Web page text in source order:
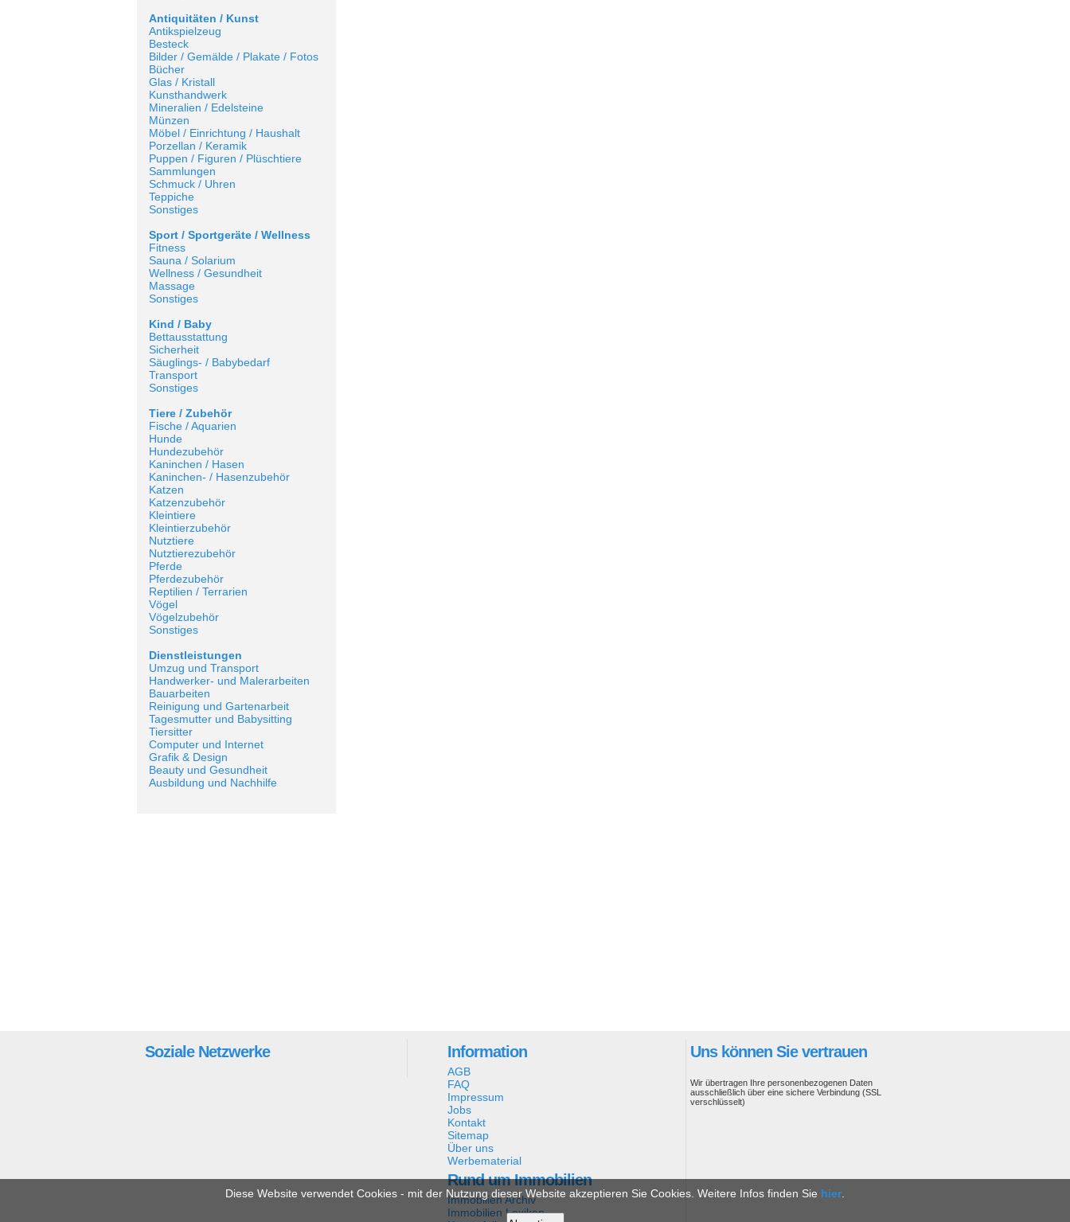
Antiquitäten / Kunst
Antikspielzeug
Besteck
Bilder / Gemälde / Plakate / Fotos
Bücher
Glas / Kristall
Kunsthandwerk
Mineralien / Edelsteine
Münzen
Möbel / Einrichtung / Haushalt
Porzellan / Keramik
Puppen / Figuren / Plüschtiere
Sammlungen
Schmuck / Uhren
Teppiche
Sonstiges
Sport / Sportgeräte / Wellness
Fitness
Sauna / Solarium
Wellness / Gesundheit
Massage
Sonstiges
Kind / Baby
Bettausstattung
Sicherheit
Säuglings- / Babybedarf
Transport
Sonstiges
Tiere / Zubehör
Fische / Aquarien
Hunde
Hundezubehör
Kaninchen / Hasen
Kaninchen- / Hasenzubehör
Katzen
Katzenzubehör
Kleintiere
Kleintierzubehör
Nutztiere
Nutztierezubehör
Pferde
Pferdezubehör
Reptilien / Terrarien
Vögel
Vögelzubehör
Sonstiges
Dienstleistungen
Umzug und Transport
Handwerker- und Malerarbeiten
Bauarbeiten
Reinigung und Gartenarbeit
Tagesmutter und Babysitting
Tiersitter
Computer und Internet
Grafik & Design
Beauty und Gesundheit
Ausbildung und Nachhilfe
Soziale Netzwerke Information
AGB
FAQ
Impressum
Jobs
Kontakt
Sitemap
Über uns
Werbematerial
Rund um Immobilien
Immobilien Archiv
Immobilien Lexikon
Uns können Sie vertrauen
Wir übertragen Ihre personenbezogenen Daten
ausschließlich über eine sichere Verbindung (SSL
verschlüsselt)
Diese Website verwendet Cookies - mit der Nutzung dieser Website akzeptieren Sie Cookies. Weitere Infos finden Sie hier.